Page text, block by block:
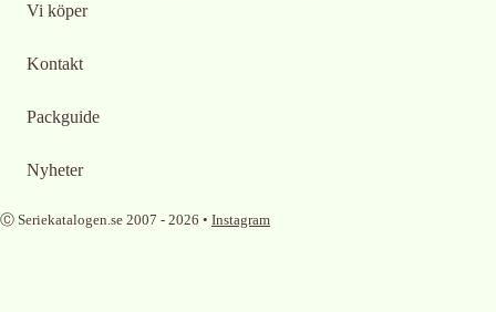
Vi köper
Kontakt
Packguide
Nyheter
Ⓒ Seriekatalogen.se 2007 - 2026 • Instagram